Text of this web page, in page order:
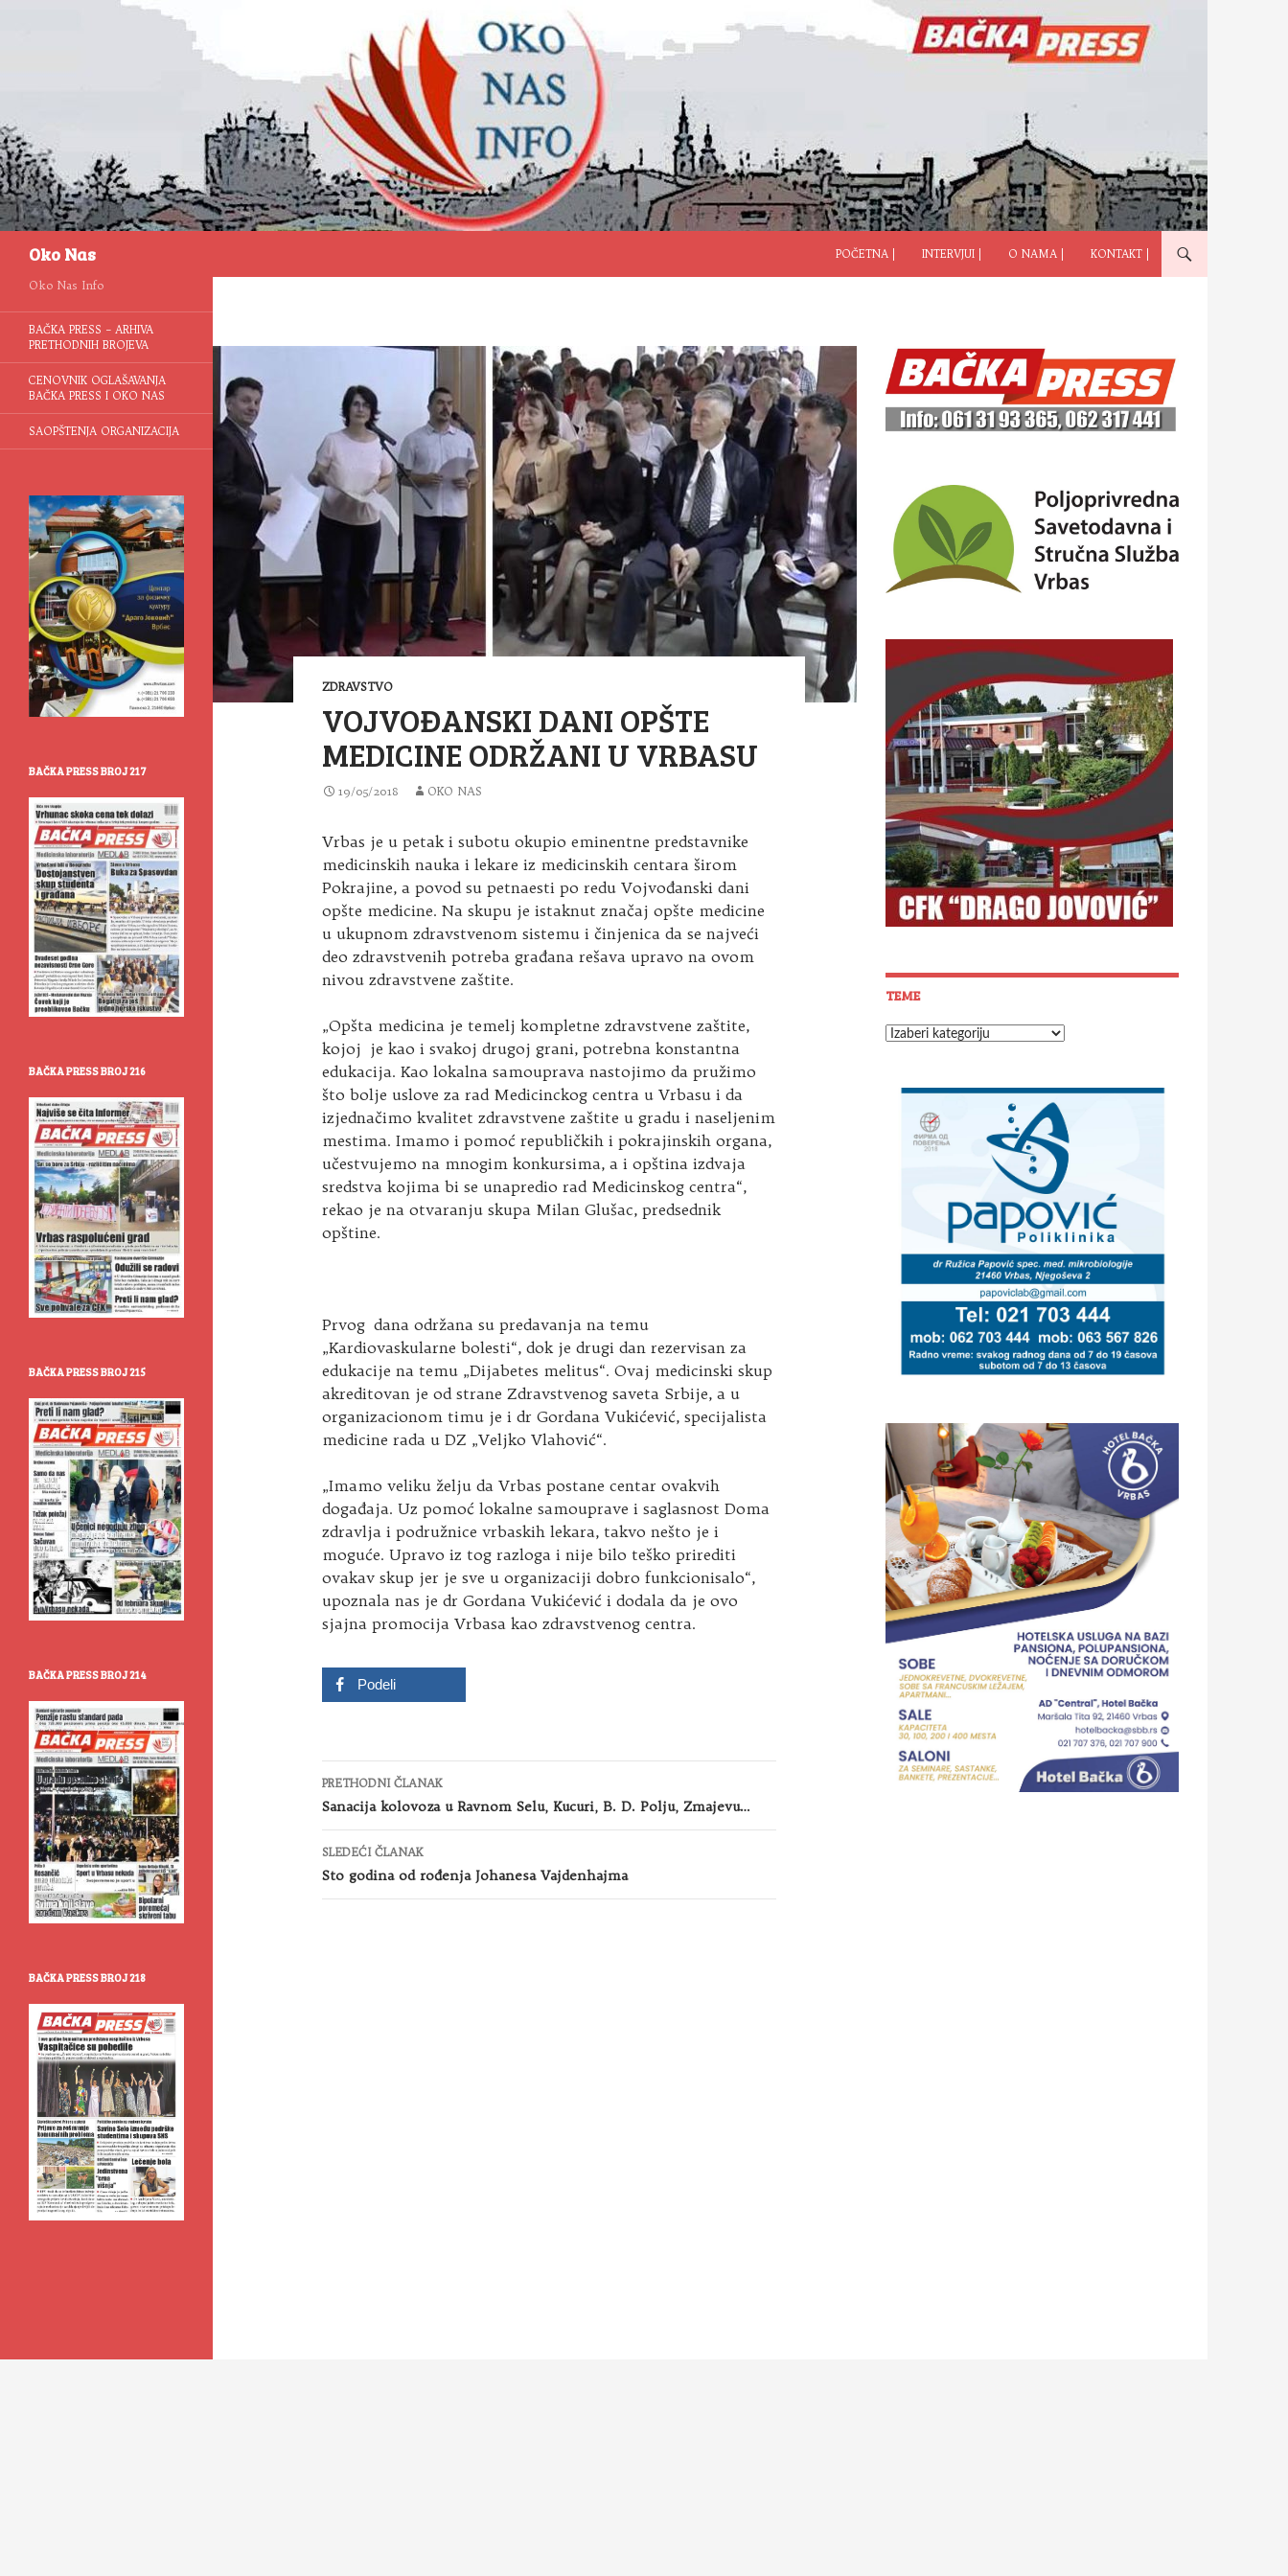
Oko Nas
POČETNA |
INTERVJUI | O NAMA | KONTAKT |
ZDRAVSTVO
VOJVOĐANSKI DANI OPŠTE
MEDICINE ODRŽANI U VRBASU
19/05/2018 OKO NAS
Vrbas je u petak i subotu okupio eminentne predstavnike
medicinskih nauka i lekare iz medicinskih centara širom
Pokrajine, a povod su petnaesti po redu Vojvođanski dani
opšte medicine. Na skupu je istaknut značaj opšte medicine
u ukupnom zdravstvenom sistemu i činjenica da se najveći
deo zdravstvenih potreba građana rešava upravo na ovom
nivou zdravstvene zaštite.
„Opšta medicina je temelj kompletne zdravstvene zaštite,
kojoj je kao i svakoj drugoj grani, potrebna konstantna
edukacija. Kao lokalna samouprava nastojimo da pružimo
što bolje uslove za rad Medicinckog centra u Vrbasu i da
izjednačimo kvalitet zdravstvene zaštite u gradu i naseljenim
mestima. Imamo i pomoć republičkih i pokrajinskih organa,
učestvujemo na mnogim konkursima, a i opština izdvaja
sredstva kojima bi se unapredio rad Medicinskog centra“,
rekao je na otvaranju skupa Milan Glušac, predsednik
opštine.
Prvog dana održana su predavanja na temu
„Kardiovaskularne bolesti“, dok je drugi dan rezervisan za
edukacije na temu „Dijabetes melitus“. Ovaj medicinski skup
akreditovan je od strane Zdravstvenog saveta Srbije, a u
organizacionom timu je i dr Gordana Vukićević, specijalista
medicine rada u DZ „Veljko Vlahović“.
„Imamo veliku želju da Vrbas postane centar ovakvih
događaja. Uz pomoć lokalne samouprave i saglasnost Doma
zdravlja i podružnice vrbaskih lekara, takvo nešto je i
moguće. Upravo iz tog razloga i nije bilo teško prirediti
ovakav skup jer je sve u organizaciji dobro funkcionisalo“,
upoznala nas je dr Gordana Vukićević i dodala da je ovo
sjajna promocija Vrbasa kao zdravstvenog centra.
Podeli
Kretanje
članaka
PRETHODNI ČLANAK
Sanacija kolovoza u Ravnom Selu, Kucuri, B. D. Polju, Zmajevu…
SLEDEĆI ČLANAK
Sto godina od rođenja Johanesa Vajdenhajma
TEME
Teme
Oko Nas Info
BAČKA PRESS – ARHIVA
PRETHODNIH BROJEVA
CENOVNIK OGLAŠAVANJA
BAČKA PRESS I OKO NAS
SAOPŠTENJA ORGANIZACIJA
BAČKA PRESS BROJ 217
BAČKA PRESS BROJ 216
BAČKA PRESS BROJ 215
BAČKA PRESS BROJ 214
BAČKA PRESS BROJ 218